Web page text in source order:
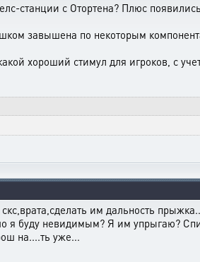
станции с Отортена? Плюс
завышена по некоторым
хороший стимул для игроков, с
им дальность
я буду невидимым? Я им упрыгаю?
на....ть уже...